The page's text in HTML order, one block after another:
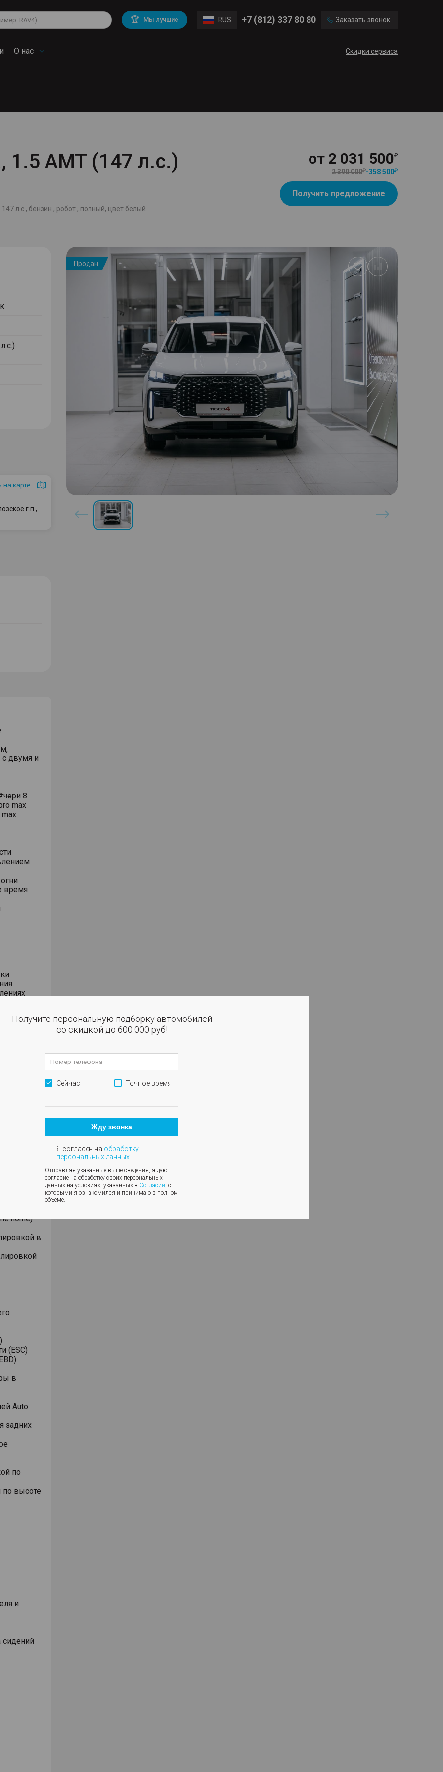
🏆 Мы лучшие RUS +7 (812) 337 80 80 Заказать звонок
О нас Скидки сервиса
Mitsubishi BMW
Chevrolet Volvo
1.5 AMT (147 л.с.)
л.с., бензин , робот , полный, цвет белый
от 2 031 500
2 390 000 -358 500
Получить предложение
на карте
г.п.,
с двумя и
8
max
время
двери
home)
в
(ESC)
в
Auto
задних
по
по высоте
и
сидений
Продан
Добавить
в
Получите персональную подборку автомобилей
со скидкой до 600 000 руб!
Сейчас Точное время
Жду звонка
Я согласен на обработку
персональных данных
Отправляя указанные выше сведения, я даю
согласие на обработку своих персональных
данных на условиях, указанных в Согласии, с
которыми я ознакомился и принимаю в полном
объеме.